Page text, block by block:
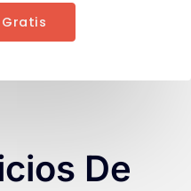
De